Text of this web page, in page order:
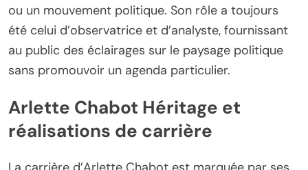
ou un mouvement politique. Son rôle a toujours
été celui d’observatrice et d’analyste, fournissant
au public des éclairages sur le paysage politique
sans promouvoir un agenda particulier.
Arlette Chabot Héritage et
réalisations de carrière